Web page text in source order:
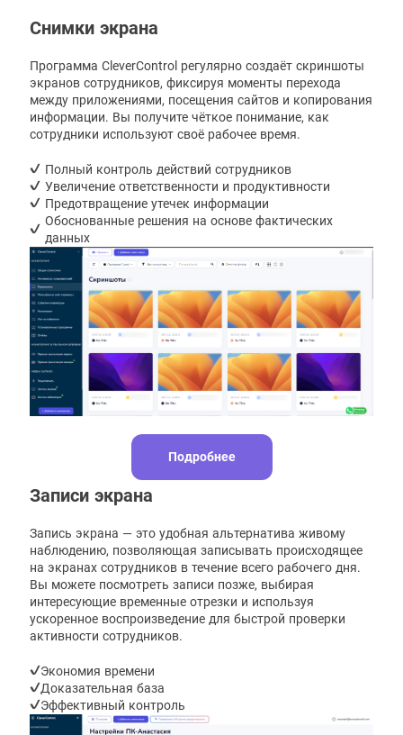
Снимки экрана
Программа CleverControl регулярно создаёт скриншоты
экранов сотрудников, фиксируя моменты перехода
между приложениями, посещения сайтов и копирования
информации. Вы получите чёткое понимание, как
сотрудники используют своё рабочее время.
Полный контроль действий сотрудников
Увеличение ответственности и продуктивности
Предотвращение утечек информации
Обоснованные решения на основе фактических
данных
Подробнее
Записи экрана
Запись экрана — это удобная альтернатива живому
наблюдению, позволяющая записывать происходящее
на экранах сотрудников в течение всего рабочего дня.
Вы можете посмотреть записи позже, выбирая
интересующие временные отрезки и используя
ускоренное воспроизведение для быстрой проверки
активности сотрудников.
Экономия времени
Доказательная база
Эффективный контроль